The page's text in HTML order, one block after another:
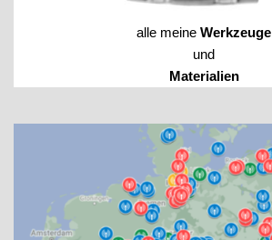
alle meine Werkzeuge
und
Materialien